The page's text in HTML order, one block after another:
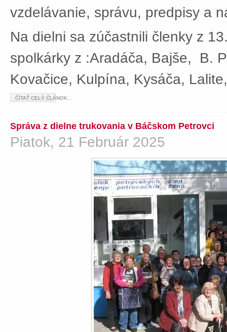
vzdelávanie, správu, predpisy a
Na dielni sa zúčastnili členky z
spolkárky z :Aradáča, Bajše, B.
Kovačice, Kulpína, Kysáča,
ČÍTAŤ CELÝ ČLÁNOK...
Správa z dielne trukovania v Báčskom Petrovci
Piatok, 21 Február 2025